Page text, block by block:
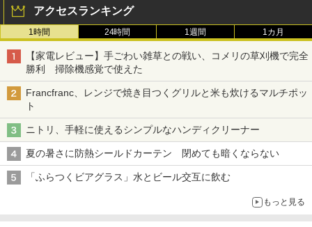
アクセスランキング
1時間 24時間 1週間 1カ月
【家電レビュー】手ごわい雑草との戦い、コメリの草刈機で完全
勝利 掃除機感覚で使えた
Francfranc、レンジで焼き目つくグリルと米も炊けるマルチポッ
ト
ニトリ、手軽に使えるシンプルなハンディクリーナー
夏の暑さに防熱シールドカーテン 閉めても暗くならない
「ふらつくビアグラス」水とビール交互に飲む
もっと見る